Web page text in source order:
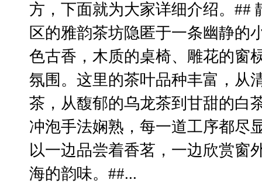
方，下面就为大家详细介绍。##
区的雅韵茶坊隐匿于一条幽静的
色古香，木质的桌椅、雕花的窗
氛围。这里的茶叶品种丰富，从
茶，从馥郁的乌龙茶到甘甜的白
冲泡手法娴熟，每一道工序都尽
以一边品尝着香茗，一边欣赏窗
海的韵味。##...